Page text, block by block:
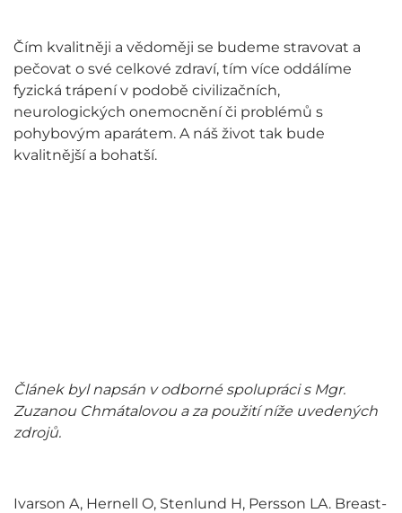
Čím kvalitněji a vědoměji se budeme stravovat a
pečovat o své celkové zdraví, tím více oddálíme
fyzická trápení v podobě civilizačních,
neurologických onemocnění či problémů s
pohybovým aparátem. A náš život tak bude
kvalitnější a bohatší.
Článek byl napsán v odborné spolupráci s Mgr.
Zuzanou Chmátalovou a za použití níže uvedených
zdrojů.
Ivarson A, Hernell O, Stenlund H, Persson LA. Breast-